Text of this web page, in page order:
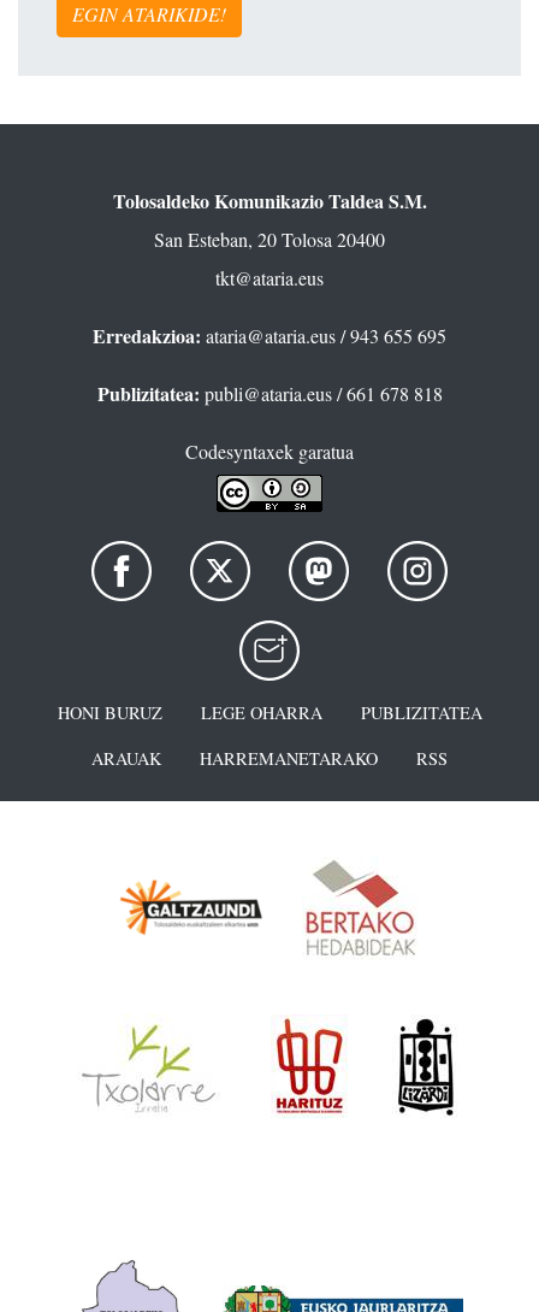
EGIN ATARIKIDE!
Tolosaldeko Komunikazio Taldea S.M.
San Esteban, 20 Tolosa 20400
tkt@ataria.eus
Erredakzioa: ataria@ataria.eus/ 943 655 695
Publizitatea: publi@ataria.eus/ 661 678 818
Codesyntaxek garatua
HONI BURUZ LEGE OHARRA
PUBLIZITATEA
ARAUAK
HARREMANETARAKO RSS